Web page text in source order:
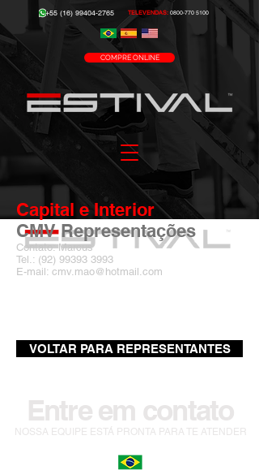
+55 (16) 99404-2765 TELEVENDAS: 0800-770 5100
COMPRE ONLINE
Capital e Interior
CMV Representações
Contato: Marcus
Tel.: (92) 99393 3993
E-mail: cmv.mao@hotmail.com
VOLTAR PARA REPRESENTANTES
Entre em contato
NOSSA EQUIPE ESTÁ PRONTA PARA TE ATENDER